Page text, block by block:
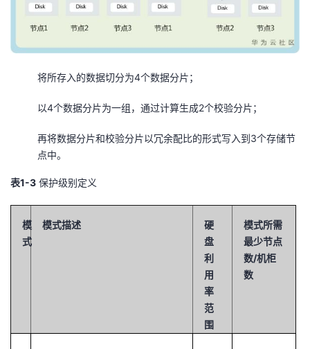
将所存入的数据切分为4个数据分片；
以4个数据分片为一组，通过计算生成2个校验分片；
再将数据分片和校验分片以冗余配比的形式写入到3个存储节
点中。
表1-3 保护级别定义
模
式
模式描述
硬
盘
利
用
率
范
围
模式所需
最少节点
数/机柜
数